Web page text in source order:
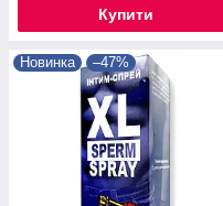
Купити
Новинка –47%